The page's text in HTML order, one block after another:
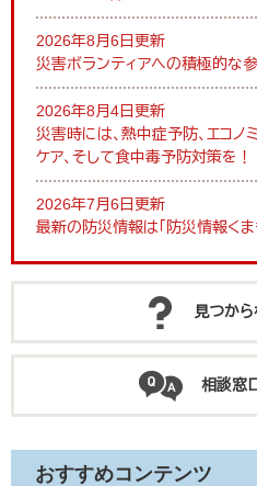
2026年8月6日更新
災害ボランティアへの積極的な
2026年8月4日更新
災害時には、熱中症予防、エコノ
ケア、そして食中毒予防対策を！
2026年7月6日更新
最新の防災情報は「防災情報く
見つか
相談窓
おすすめコンテンツ